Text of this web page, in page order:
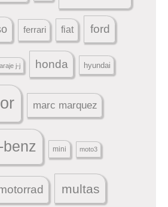
ferrari fiat ford
j-j honda hyundai
marc marquez
mini moto3
multas